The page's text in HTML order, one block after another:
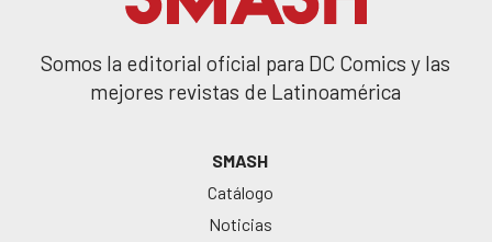
Somos la editorial oficial para DC Comics y las
mejores revistas de Latinoamérica
SMASH
Catálogo
Noticias